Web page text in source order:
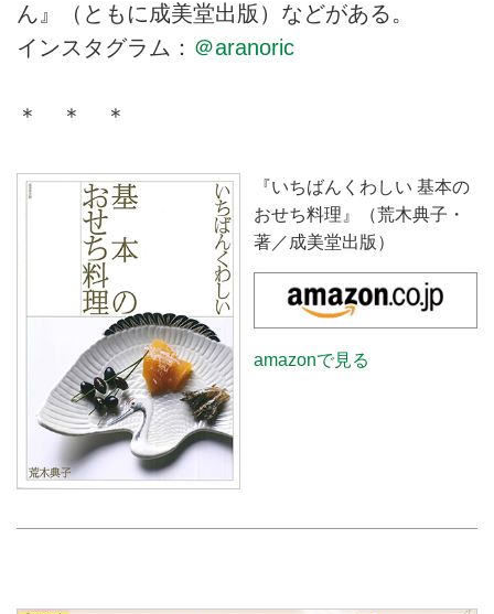
ん』（ともに成美堂出版）などがある。
インスタグラム： ＠aranoric
＊ ＊ ＊
『いちばんくわしい 基本の
おせち料理』（荒木典子・
著／成美堂出版）
amazonで見る